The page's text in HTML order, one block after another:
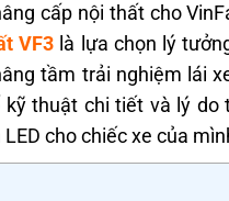
cấp nội thất cho
VF3 là lựa chọn lý
tầm trải nghiệm lái
kỹ thuật chi tiết và lý do
cho chiếc xe của